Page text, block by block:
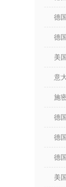
德
德
美
意
施
德
德
德
美